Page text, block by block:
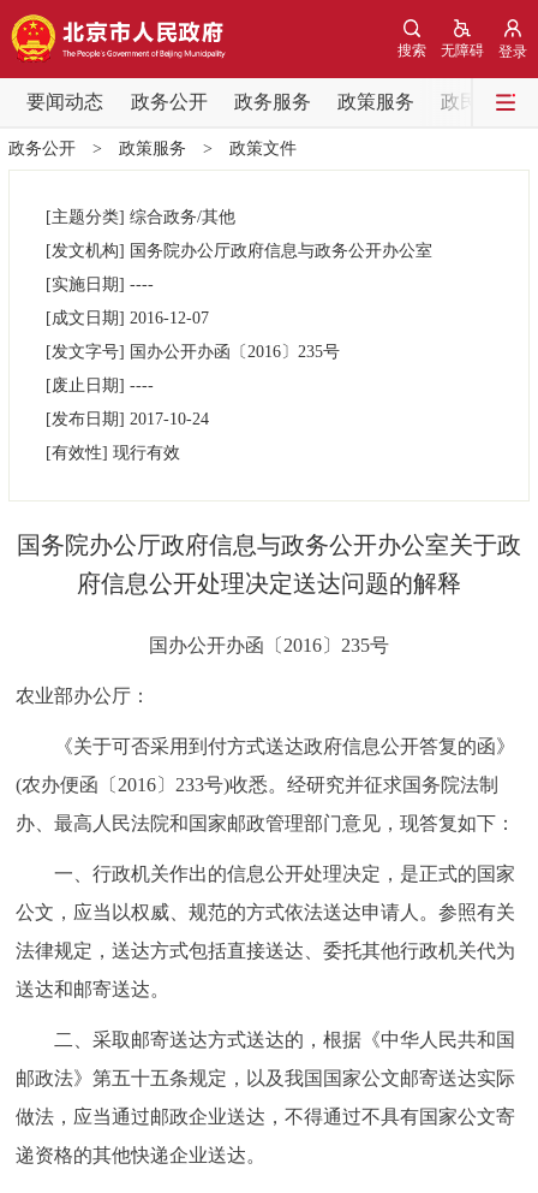
登录
无障碍
搜索
要闻动态 政务公开 政务服务 政策服务 政民互动
要闻动态
党中央精神 国务院信息
北京要闻
政务公开
市领导
政策兑现 政策解读 回应关切
决策公开 专题公开
个人服务
中介服务 阳光政务
12345网上接诉即办 我要咨询 我要建议
参与调查 在线访谈 图说互动
走进北京
北京概况 十六区概览
政务公开> 政策服务 > 政策文件
[主题分类] 综合政务/其他
[发文机构] 国务院办公厅政府信息与政务公开办公室
[实施日期] ----
[成文日期] 2016-12-07
[发文字号] 国办公开办函 〔2016〕 235号
[废止日期] ----
[发布日期] 2017-10-24
[有效性] 现行有效
国务院办公厅政府信息与政务公开办公室关于政
府信息公开处理决定送达问题的解释
国办公开办函〔2016〕235号
农业部办公厅：
《关于可否采用到付方式送达政府信息公开答复的函》
(农办便函〔2016〕233号)收悉。经研究并征求国务院法制
办、最高人民法院和国家邮政管理部门意见，现答复如下：
一、行政机关作出的信息公开处理决定，是正式的国家
公文，应当以权威、规范的方式依法送达申请人。参照有关
法律规定，送达方式包括直接送达、委托其他行政机关代为
送达和邮寄送达。
二、采取邮寄送达方式送达的，根据《中华人民共和国
邮政法》第五十五条规定，以及我国国家公文邮寄送达实际
做法，应当通过邮政企业送达，不得通过不具有国家公文寄
递资格的其他快递企业送达。